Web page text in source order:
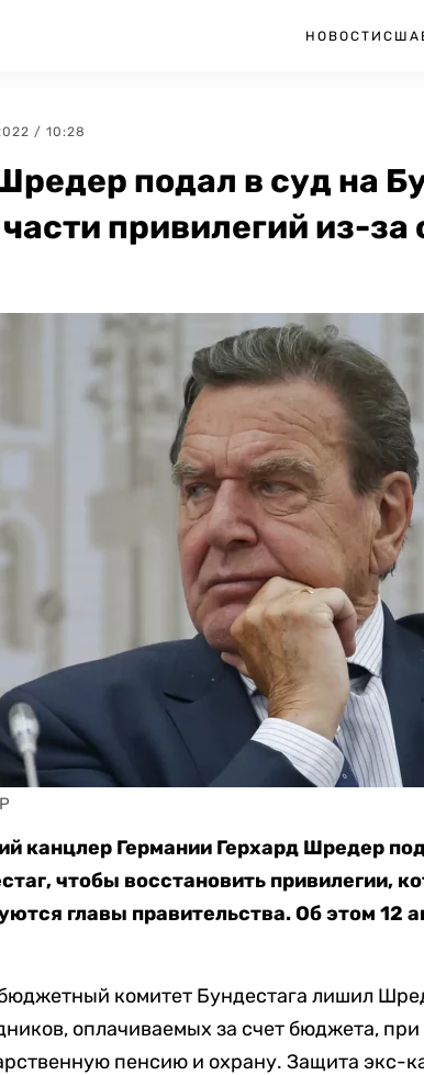
НОВОСТИ США
/ 10:28
подал в суд на
привилегий из-за
канцлер Германии Герхард Шредер
чтобы восстановить привилегии,
главы правительства. Об этом 12
комитет Бундестага лишил
оплачиваемых за счет бюджета,
пенсию и охрану. Защита экс-